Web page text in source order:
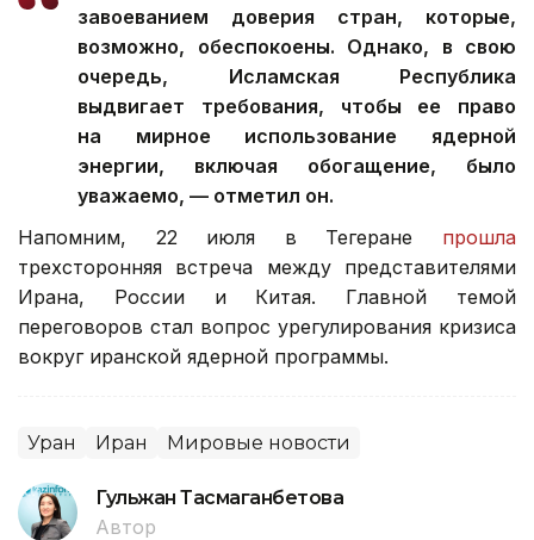
завоеванием доверия стран, которые,
возможно, обеспокоены. Однако, в свою
очередь, Исламская Республика
выдвигает требования, чтобы ее право
на мирное использование ядерной
энергии, включая обогащение, было
уважаемо, — отметил он.
Напомним, 22 июля в Тегеране прошла
трехсторонняя встреча между представителями
Ирана, России и Китая. Главной темой
переговоров стал вопрос урегулирования кризиса
вокруг иранской ядерной программы.
Уран Иран Мировые новости
Гульжан Тасмаганбетова
Автор